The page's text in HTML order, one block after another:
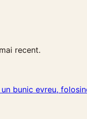
recent.
bunic evreu,